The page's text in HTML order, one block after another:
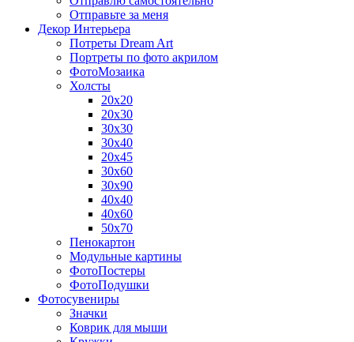
Отправьте за меня
Декор Интерьера
Потреты Dream Art
Портреты по фото акрилом
ФотоМозаика
Холсты
20х20
20х30
30х30
30х40
20х45
30х60
30х90
40х40
40х60
50х70
Пенокартон
Модульные картины
ФотоПостеры
ФотоПодушки
Фотоcувениры
Значки
Коврик для мыши